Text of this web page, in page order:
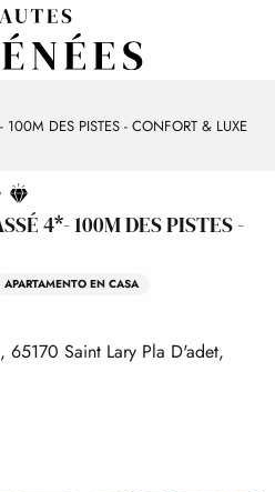
DES PISTES - CONFORT & LUXE
4*- 100M DES PISTES -
APARTAMENTO EN CASA
Saint Lary Pla D'adet,